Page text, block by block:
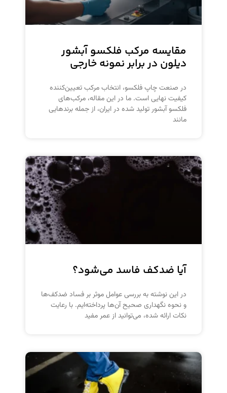
مقایسه مرکب فلکسو آبشور
دیلون در برابر نمونه خارجی
در صنعت چاپ فلکسو، انتخاب مرکب تعیین‌کننده
کیفیت نهایی است. ما در این مقاله، مرکب‌های
فلکسو آبشور تولید شده در ایران، از جمله برندهایی
مانند
آیا ضدکف فاسد می‌شود؟
در این نوشته به بررسی عوامل موثر بر فساد ضدکف‌ها
و نحوه نگهداری صحیح آن‌ها پرداخته‌ایم. با رعایت
نکات ارائه شده، می‌توانید از عمر مفید